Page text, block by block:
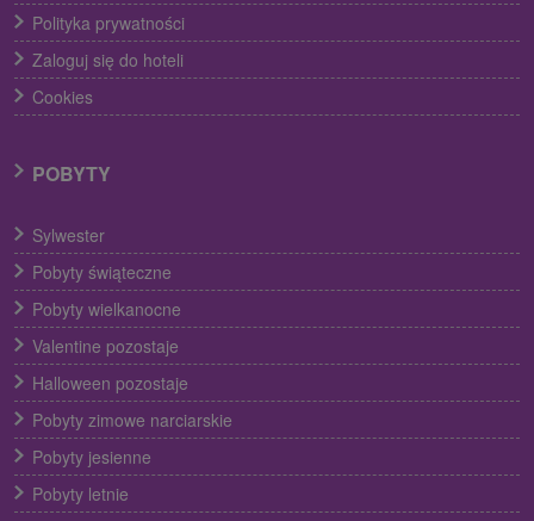
Polityka prywatności
Zaloguj się do hoteli
Cookies
POBYTY
Sylwester
Pobyty świąteczne
Pobyty wielkanocne
Valentine pozostaje
Halloween pozostaje
Pobyty zimowe narciarskie
Pobyty jesienne
Pobyty letnie